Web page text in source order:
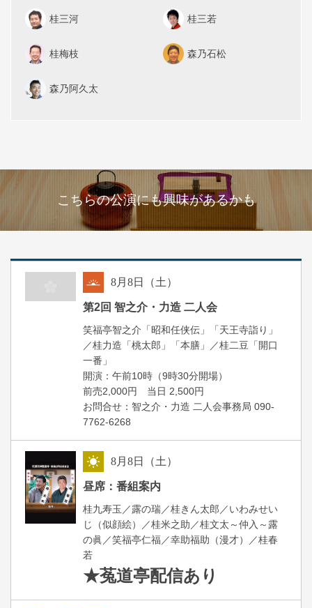
桂三河 桂三若
桂梅枝 森乃石松
森乃阿久太
こちらの公演にも興味があるかも
8月8日（土）
第2回 智之介・力造 二人会
笑福亭智之介「昭和任侠伝」「天王寺詣り」
／桂力造「桃太郎」「本膳」／桂二豆「開口
一番」
開演：午前10時（9時30分開場）
前売2,000円 当日 2,500円
お問合せ：智之介・力造 二人会事務局 090-
7762-6268
8月8日（土）
昼席：番組案内
桂九寿玉／露の瑞／桂きん太郎／いわみせい
じ（似顔絵）／桂米之助／桂文太～仲入～露
の眞／笑福亭仁福／幸助福助（漫才）／桂春
若
★菟道亭配信あり